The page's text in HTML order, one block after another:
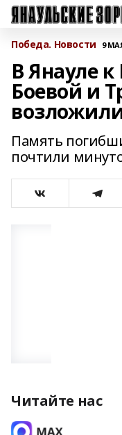
Победа. Новости 9
В Янауле
Боевой и
Память
почтили
Читайте нас